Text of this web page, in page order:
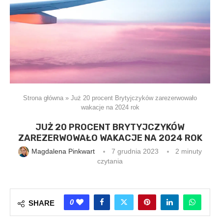
Strona główna » Już 20 procent Brytyjczyków zarezerwowało
wakacje na 2024 rok
JUŻ 20 PROCENT BRYTYJCZYKÓW
ZAREZERWOWAŁO WAKACJE NA 2024 ROK
Magdalena Pinkwart 7 grudnia 2023
2 minuty
czytania
SHARE 0